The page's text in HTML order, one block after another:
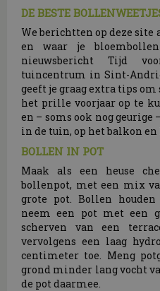
DE BESTE
We berichtten op deze site
en waar je
nieuwsbericht Tijd
tuincentrum in Sint-
geeft je graag extra tips
het prille voorjaar op te
en – soms ook nog
in de tuin, op het balkon en
BOLLEN IN POT
Maak als een heuse
bollenpot, met een mix
grote pot. Bollen
neem een pot met een
scherven van een
vervolgens een laag
centimeter toe. Meng
grond minder lang vocht
de pot daarmee.